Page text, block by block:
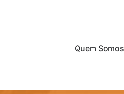
Quem Somos